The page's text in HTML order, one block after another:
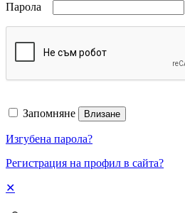
Парола
Запомняне Влизане
Изгубена парола?
Регистрация на профил в сайта?
✕